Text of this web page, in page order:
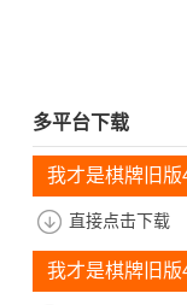
多平台下载
我才是棋牌旧
直接点击下载
我才是棋牌旧